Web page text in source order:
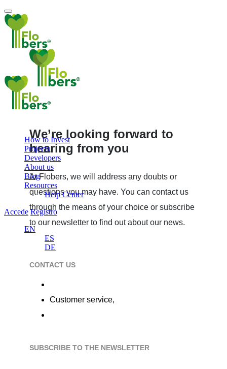
How to Invest
Projects
Developers
About us
Blog
Resources
Help Center
Accede Registro
EN
ES
DE
We’re looking forward to
hearing from you
At Flobers, we will address any doubts or
questions you may have. You can contact us
through the means of your choice or subscribe
to our newsletter to find out about our news.
CONTACT US
Customer service,
SUBSCRIBE TO THE NEWSLETTER